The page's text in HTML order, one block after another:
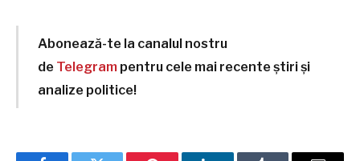
Abonează-te la canalul nostru
de Telegram pentru cele mai recente știri și
analize politice!